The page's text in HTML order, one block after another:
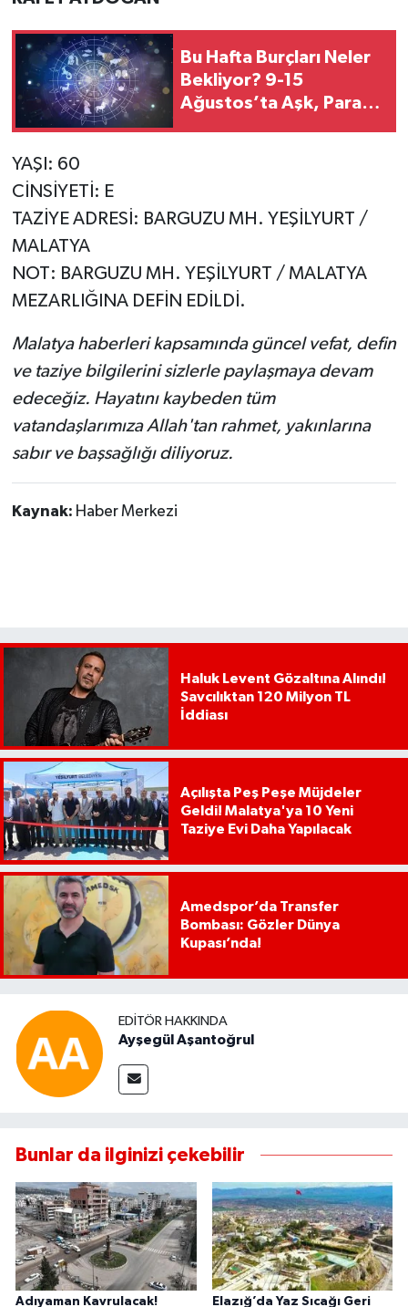
Bu Hafta Burçları Neler
Bekliyor? 9-15
Ağustos’ta Aşk, Para
YAŞI: 60
CİNSİYETİ: E
TAZİYE ADRESİ: BARGUZU MH. YEŞİLYURT /
MALATYA
NOT: BARGUZU MH. YEŞİLYURT / MALATYA
MEZARLIĞINA DEFİN EDİLDİ.
Malatya haberleri kapsamında güncel vefat, defin
ve taziye bilgilerini sizlerle paylaşmaya devam
edeceğiz. Hayatını kaybeden tüm
vatandaşlarımıza Allah'tan rahmet, yakınlarına
sabır ve başsağlığı diliyoruz.
Kaynak: Haber Merkezi
Haluk Levent Gözaltına Alındı!
Savcılıktan 120 Milyon TL
İddiası
Açılışta Peş Peşe Müjdeler
Geldi! Malatya'ya 10 Yeni
Taziye Evi Daha Yapılacak
Amedspor’da Transfer
Bombası: Gözler Dünya
Kupası’nda!
EDITÖR HAKKINDA
Ayşegül Aşantoğrul
Bunlar da ilginizi çekebilir
Adıyaman Kavrulacak!
Elazığ’da Yaz Sıcağı Geri